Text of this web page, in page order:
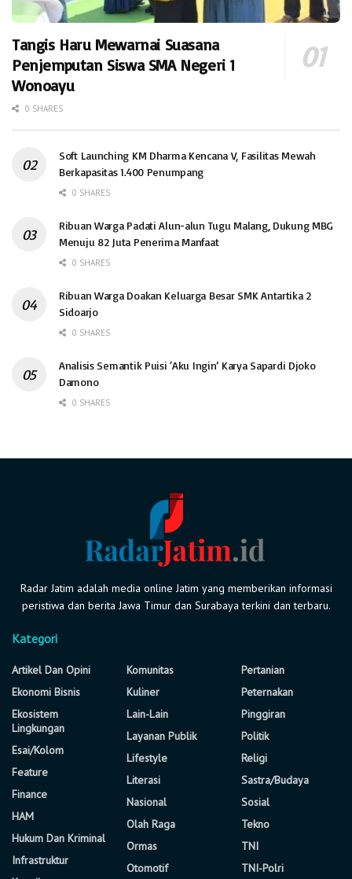
Tangis Haru Mewarnai Suasana
Penjemputan Siswa SMA Negeri 1
Wonoayu
0 SHARES
Soft Launching KM Dharma Kencana V, Fasilitas Mewah
Berkapasitas 1.400 Penumpang
0 SHARES
Ribuan Warga Padati Alun-alun Tugu Malang, Dukung MBG
Menuju 82 Juta Penerima Manfaat
0 SHARES
Ribuan Warga Doakan Keluarga Besar SMK Antartika 2
Sidoarjo
0 SHARES
Analisis Semantik Puisi ‘Aku Ingin’ Karya Sapardi Djoko
Damono
0 SHARES
Radar Jatim adalah media online Jatim yang memberikan informasi
peristiwa dan berita Jawa Timur dan Surabaya terkini dan terbaru.
Kategori
Artikel Dan Opini
Ekonomi Bisnis
Ekosistem
Lingkungan
Esai/Kolom
Feature
Finance
HAM
Hukum Dan Kriminal
Infrastruktur
Komunitas
Kuliner
Lain-Lain
Layanan Publik
Lifestyle
Literasi
Nasional
Olah Raga
Ormas
Otomotif
Pertanian
Peternakan
Pinggiran
Politik
Religi
Sastra/Budaya
Sosial
Tekno
TNI
TNI-Polri